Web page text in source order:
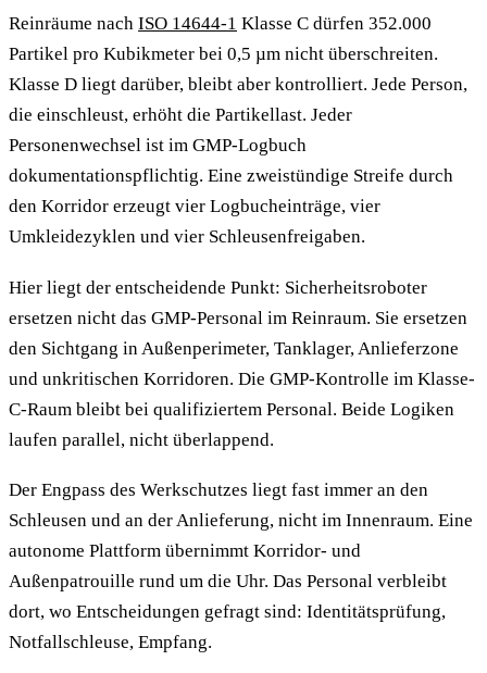
Reinräume nach ISO 14644-1 Klasse C dürfen 352.000
Partikel pro Kubikmeter bei 0,5 µm nicht überschreiten.
Klasse D liegt darüber, bleibt aber kontrolliert. Jede Person,
die einschleust, erhöht die Partikellast. Jeder
Personenwechsel ist im GMP-Logbuch
dokumentationspflichtig. Eine zweistündige Streife durch
den Korridor erzeugt vier Logbucheinträge, vier
Umkleidezyklen und vier Schleusenfreigaben.
Hier liegt der entscheidende Punkt: Sicherheitsroboter
ersetzen nicht das GMP-Personal im Reinraum. Sie ersetzen
den Sichtgang in Außenperimeter, Tanklager, Anlieferzone
und unkritischen Korridoren. Die GMP-Kontrolle im Klasse-
C-Raum bleibt bei qualifiziertem Personal. Beide Logiken
laufen parallel, nicht überlappend.
Der Engpass des Werkschutzes liegt fast immer an den
Schleusen und an der Anlieferung, nicht im Innenraum. Eine
autonome Plattform übernimmt Korridor- und
Außenpatrouille rund um die Uhr. Das Personal verbleibt
dort, wo Entscheidungen gefragt sind: Identitätsprüfung,
Notfallschleuse, Empfang.